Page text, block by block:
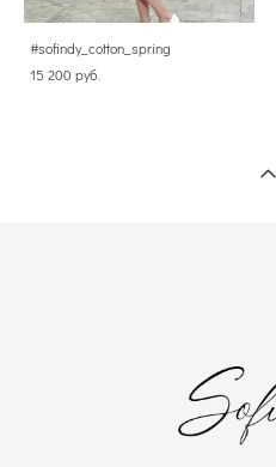
#sofindy_cotton_spring
15 200 pуб.